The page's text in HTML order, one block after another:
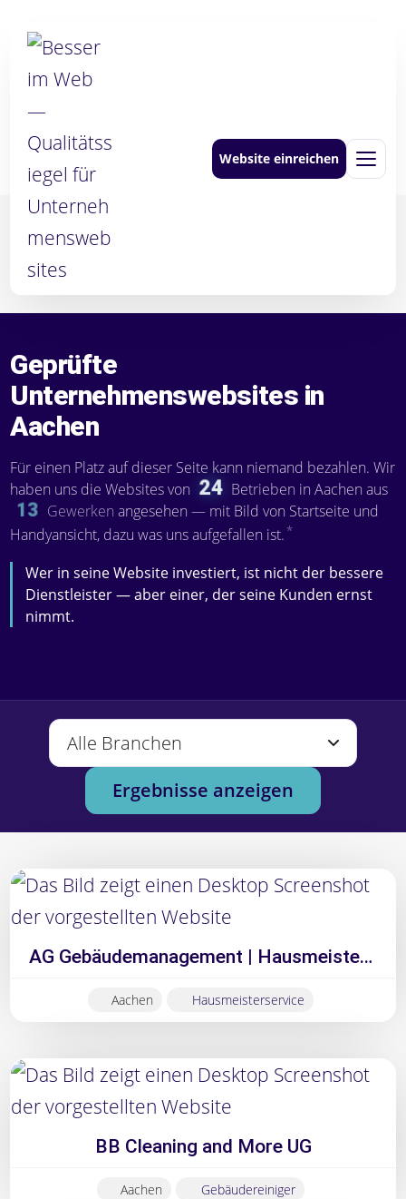
Zum
Inhalt
Website einreichen
Geprüfte
Unternehmenswebsites in
Aachen
Für einen Platz auf dieser Seite kann niemand bezahlen. Wir
haben uns die Websites von 24 Betrieben in Aachen aus
13 Gewerken angesehen — mit Bild von Startseite und
Handyansicht, dazu was uns aufgefallen ist.*
Wer in seine Website investiert, ist nicht der bessere
Dienstleister — aber einer, der seine Kunden ernst
nimmt.
Geprüfte Websites finden
Branche
Ergebnisse anzeigen
Die
geprüften
Betriebe
AG Gebäudemanagement | Hausmeisterservice Aachen
Aachen Hausmeisterservice
BB Cleaning and More UG
Aachen Gebäudereiniger